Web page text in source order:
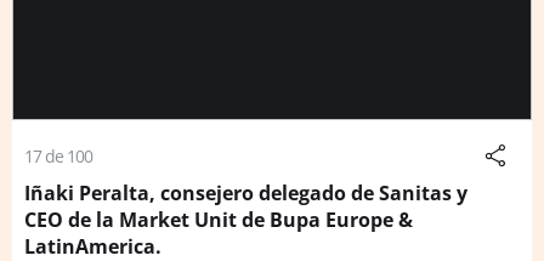
17 de 100
Iñaki Peralta, consejero delegado de Sanitas y
CEO de la Market Unit de Bupa Europe &
LatinAmerica.